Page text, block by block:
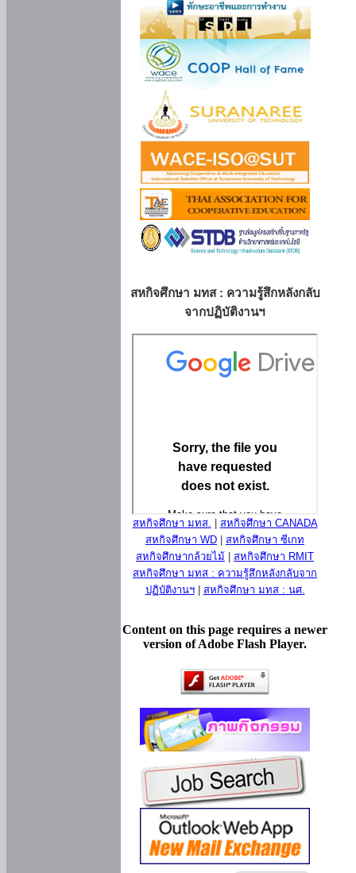
สหกิจศึกษา มทส : ความรู้สึกหลังกลับ
จากปฏิบัติงานฯ
สหกิจศึกษา มทส.
สหกิจศึกษา CANADA
สหกิจศึกษา WD
สหกิจศึกษา ซีเกท
สหกิจศึกษากล้วยไม้
สหกิจศึกษา RMIT
สหกิจศึกษา มทส : ความรู้สึกหลังกลับจาก
ปฏิบัติงานฯ| สหกิจศึกษา มทส : นศ.
Content on this page requires a newer
version of Adobe Flash Player.